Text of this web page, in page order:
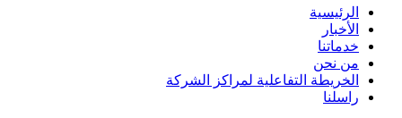
الرئيسية
الأخبار
خدماتنا
من نحن
الخريطة التفاعلية لمراكز الشركة
راسلنا